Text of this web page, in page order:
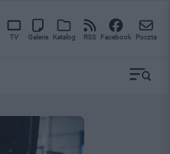
TV Galeria Katalog RSS Facebook Poczta